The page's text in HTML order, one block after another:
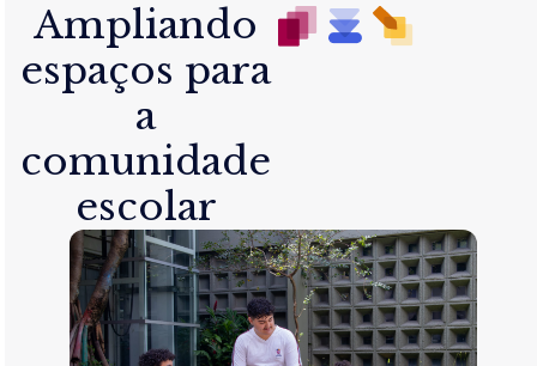
Ampliando
espaços para
a
comunidade
escolar